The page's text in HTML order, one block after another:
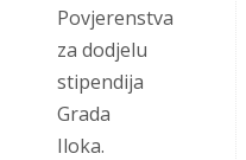
Povjerenstva
za dodjelu
stipendija
Grada
Iloka.